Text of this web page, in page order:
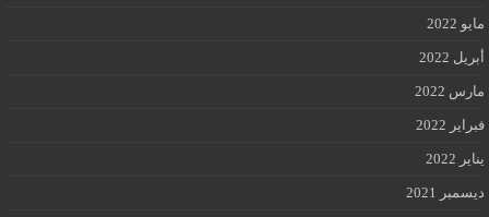
مايو 2022
أبريل 2022
مارس 2022
فبراير 2022
يناير 2022
ديسمبر 2021